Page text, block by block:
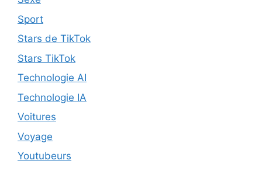
Sport
Stars de TikTok
Stars TikTok
Technologie AI
Technologie IA
Voitures
Voyage
Youtubeurs